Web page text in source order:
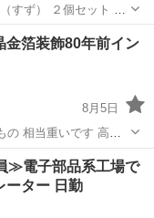
ず） ２個セット サ
に写っているものが全
あります。...
金箔装飾80年前イン
8月5日
さ
≫電子部品系工場で
ーター 日勤